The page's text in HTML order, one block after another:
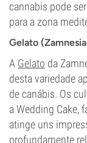
cannabis pode
para a zona
Gelato
A Gelato da
desta variedade
de canábis. Os
a Wedding Cake,
atinge uns
profundamente